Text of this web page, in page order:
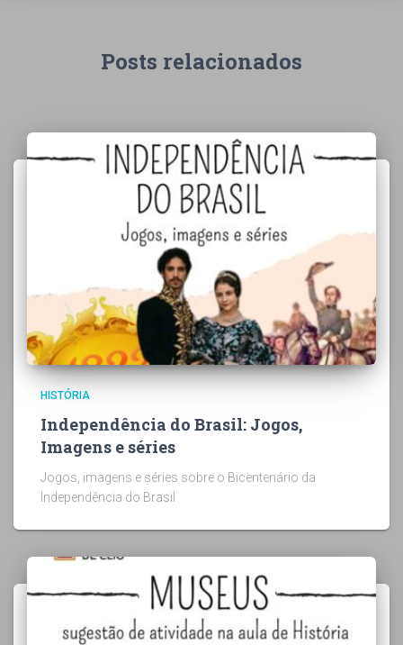
Posts relacionados
HISTÓRIA
Independência do Brasil: Jogos,
Imagens e séries
Jogos, imagens e séries sobre o Bicentenário da
Independência do Brasil